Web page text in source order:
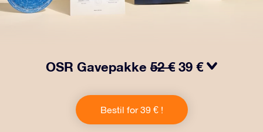
OSR Gavepakke 52 € 39 €
Denne gave inkluderer en smuk kuvert og personlige
dokumenter, der sendes til en adresse efter dit eget
valg, samt digitale dokumenter og gratis brug af vores
Bestil for 39 € !